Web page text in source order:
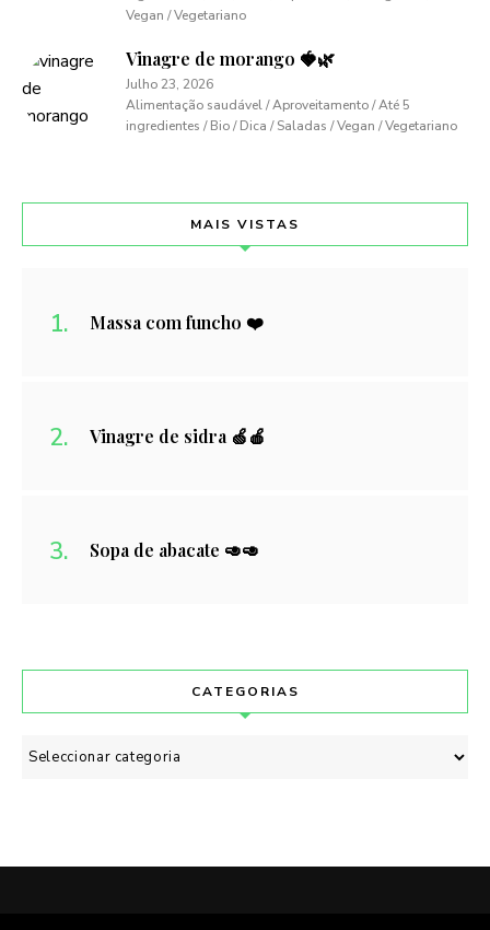
Vegan / Vegetariano
Vinagre de morango 🍓🌿
Julho 23, 2026
Alimentação saudável / Aproveitamento / Até 5
ingredientes / Bio / Dica / Saladas / Vegan / Vegetariano
MAIS VISTAS
Massa com funcho ❤️
Vinagre de sidra 🍏🍎
Sopa de abacate 🥑🥑
CATEGORIAS
Categorias